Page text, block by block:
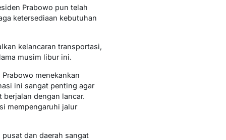
Prabowo pun telah
ketersediaan kebutuhan
kelancaran transportasi,
musim libur ini.
menekankan
ini sangat penting agar
dengan lancar.
mempengaruhi jalur
dan daerah sangat